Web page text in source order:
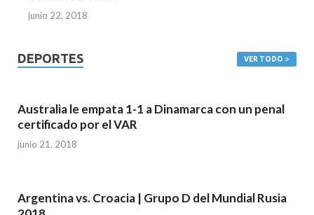
junio 22, 2018
DEPORTES VER TODO
Australia le empata 1-1 a Dinamarca con un penal
certificado por el VAR
junio 21, 2018
Argentina vs. Croacia | Grupo D del Mundial Rusia